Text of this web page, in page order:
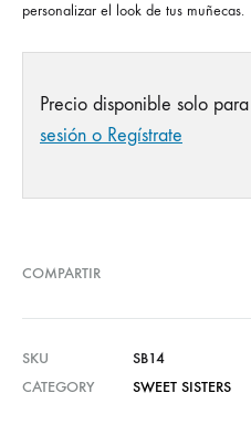
personalizar el look de tus muñecas.
Precio disponible solo
sesión o Regístrate
COMPARTIR
SKU
SB14
CATEGORY
SWEET SISTERS